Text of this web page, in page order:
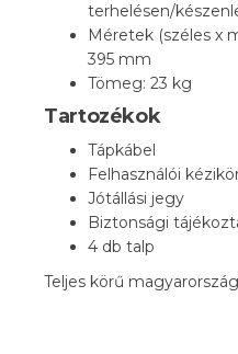
terhelésen/
Méretek (széles x
395 mm
Tömeg: 23 kg
Tartozékok
Tápkábel
Felhasználói
Jótállási jegy
Biztonsági
4 db talp
Teljes körű